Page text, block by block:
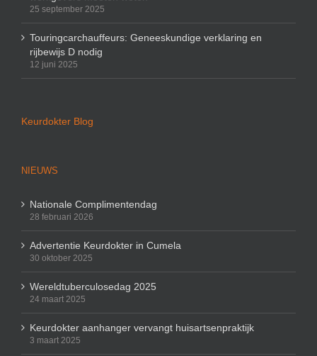
25 september 2025
Touringcarchauffeurs: Geneeskundige verklaring en
rijbewijs D nodig
12 juni 2025
Keurdokter Blog
NIEUWS
Nationale Complimentendag
28 februari 2026
Advertentie Keurdokter in Cumela
30 oktober 2025
Wereldtuberculosedag 2025
24 maart 2025
Keurdokter aanhanger vervangt huisartsenpraktijk
3 maart 2025